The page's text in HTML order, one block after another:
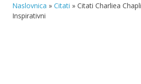
Naslovnica » Citati » Citati Charliea
Inspirativni